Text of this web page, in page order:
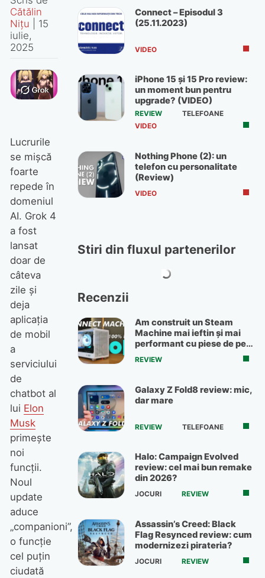
Cătălin
Nițu
15
iulie,
2025
Lucrurile
se mișcă
foarte
repede în
domeniul
AI. Grok 4
a fost
lansat
doar de
câteva
zile și
deja
aplicația
de mobil
a
serviciului
de
chatbot al
lui Elon
Musk
primește
noi
funcții.
Noul
update
aduce
„companioni”,
o funcție
cel puțin
ciudată
Connect – Episodul 3
(25.11.2023)
VIDEO
iPhone 15 și 15 Pro review:
un moment bun pentru
upgrade? (VIDEO)
REVIEW
TELEFOANE
VIDEO
Nothing Phone (2): un
telefon cu personalitate
(Review)
VIDEO
Stiri din fluxul partenerilor
Recenzii
Am construit un Steam
Machine mai ieftin și mai
performant cu piese de pe
OLX
REVIEW
Galaxy Z Fold8 review: mic,
dar mare
REVIEW TELEFOANE
Halo: Campaign Evolved
review: cel mai bun remake
din 2026?
JOCURI REVIEW
Assassin’s Creed: Black
Flag Resynced review: cum
modernizezi pirateria?
JOCURI REVIEW